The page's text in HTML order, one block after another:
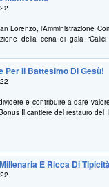
Lorenzo, l’Amministrazione
della cena di gala “Calici
Per Il Battesimo Di Gesù!
e contribuire a dare
Il cantiere del restauro del
E Ricca Di